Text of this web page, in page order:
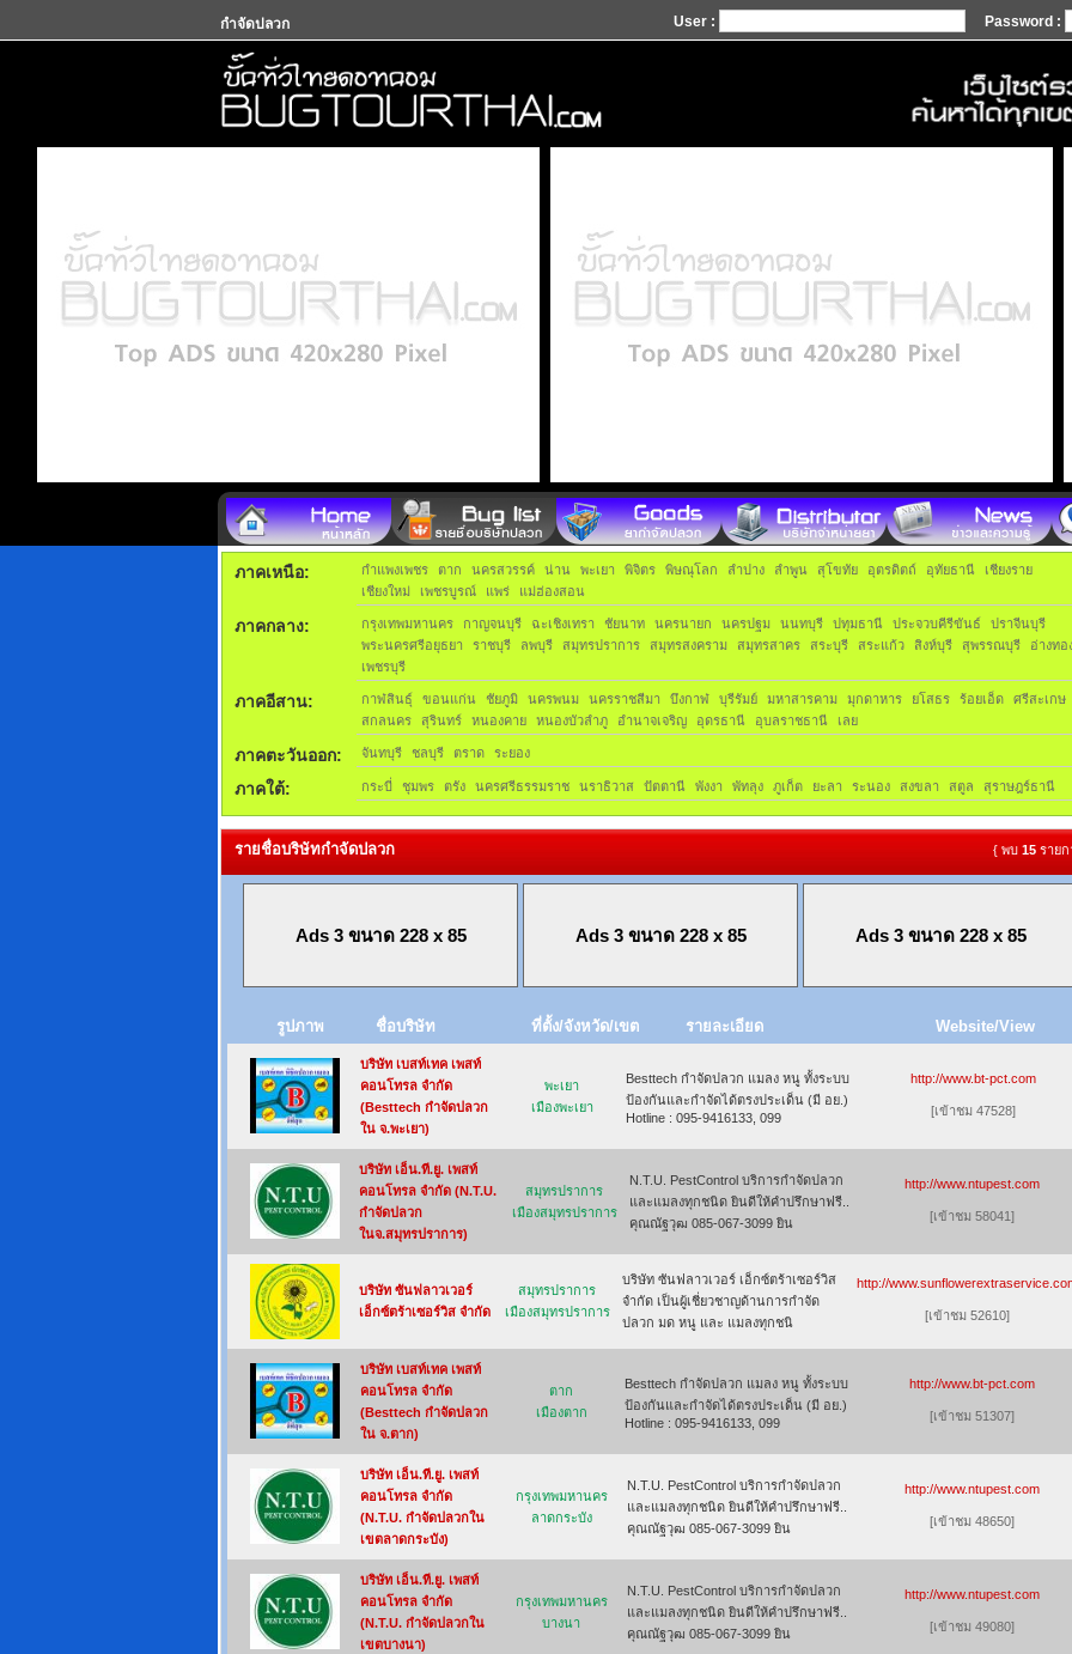
กำจัดปลวก User : Password :
ภาคเหนือ: กำแพงเพชร ตาก นครสวรรค์ น่าน พะเยา พิจิตร พิษณุโลก ลำปาง ลำพูน สุโขทัย อุตรดิตถ์ อุทัยธานี
เชียงราย
เชียงใหม่
เพชรบูรณ์ แพร่ แม่ฮ่องสอน
ภาคกลาง: กรุงเทพมหานคร กาญจนบุรี ฉะเชิงเทรา ชัยนาท นครนายก นครปฐม นนทบุรี ปทุมธานี ประจวบคีรีขันธ์
ปราจีนบุรี
พระนครศรีอยุธยา
ราชบุรี ลพบุรี สมุทรปราการ สมุทรสงคราม สมุทรสาคร สระบุรี สระแก้ว สิงห์บุรี สุพรรณบุรี
อ่างทอ
เพชรบุรี
ภาคอีสาน: กาฬสินธุ์ ขอนแก่น ชัยภูมิ นครพนม นครราชสีมา บึงกาฬ บุรีรัมย์ มหาสารคาม มุกดาหาร ยโสธร ร้อยเอ็ด
ศรีสะเกษ
สกลนคร
สุรินทร์ หนองคาย หนองบัวลำภู อำนาจเจริญ อุดรธานี อุบลราชธานี เลย
ภาคตะวันออก: จันทบุรี ชลบุรี ตราด ระยอง
ภาคใต้: กระบี่ ชุมพร ตรัง นครศรีธรรมราช นราธิวาส ปัตตานี พังงา พัทลุง ภูเก็ต ยะลา ระนอง สงขลา สตูล สุราษฎร์ธานี
รายชื่อบริษัทกำจัดปลวก { พบ 15 รายก
Ads 3 ขนาด 228 x 85 Ads 3 ขนาด 228 x 85 Ads 3 ขนาด 228 x 85
รูปภาพ ชื่อบริษัท ที่ตั้ง/จังหวัด/เขต รายละเอียด Website/View
บริษัท เบสท์เทค เพสท์
คอนโทรล จำกัด
(Besttech กำจัดปลวก
ใน จ.พะเยา)
พะเยา
เมืองพะเยา
Besttech กำจัดปลวก แมลง หนู ทั้งระบบ
ป้องกันและกำจัดได้ตรงประเด็น (มี อย.)
Hotline : 095-9416133, 099
http://www.bt-pct.com
[เข้าชม 47528]
บริษัท เอ็น.ที.ยู. เพสท์
คอนโทรล จำกัด (N.T.U.
กำจัดปลวก
ในจ.สมุทรปราการ)
สมุทรปราการ
เมืองสมุทรปราการ
N.T.U. PestControl บริการกำจัดปลวก
และแมลงทุกชนิด ยินดีให้คำปรึกษาฟรี..
คุณณัฐวุฒ 085-067-3099 ยิน
http://www.ntupest.com
[เข้าชม 58041]
บริษัท ซันฟลาวเวอร์
เอ็กซ์ตร้าเซอร์วิส จำกัด
สมุทรปราการ
เมืองสมุทรปราการ
บริษัท ซันฟลาวเวอร์ เอ็กซ์ตร้าเซอร์วิส
จำกัด เป็นผู้เชี่ยวชาญด้านการกำจัด
ปลวก มด หนู และ แมลงทุกชนิ
http://
[เข้าชม 52610]
บริษัท เบสท์เทค เพสท์
คอนโทรล จำกัด
(Besttech กำจัดปลวก
ใน จ.ตาก)
ตาก
เมืองตาก
Besttech กำจัดปลวก แมลง หนู ทั้งระบบ
ป้องกันและกำจัดได้ตรงประเด็น (มี อย.)
Hotline : 095-9416133, 099
http://www.bt-pct.com
[เข้าชม 51307]
บริษัท เอ็น.ที.ยู. เพสท์
คอนโทรล จำกัด
(N.T.U. กำจัดปลวกใน
เขตลาดกระบัง)
กรุงเทพมหานคร
ลาดกระบัง
N.T.U. PestControl บริการกำจัดปลวก
และแมลงทุกชนิด ยินดีให้คำปรึกษาฟรี..
คุณณัฐวุฒ 085-067-3099 ยิน
http://www.ntupest.com
[เข้าชม 48650]
บริษัท เอ็น.ที.ยู. เพสท์
คอนโทรล จำกัด
(N.T.U. กำจัดปลวกใน
เขตบางนา)
กรุงเทพมหานคร
บางนา
N.T.U. PestControl บริการกำจัดปลวก
และแมลงทุกชนิด ยินดีให้คำปรึกษาฟรี..
คุณณัฐวุฒ 085-067-3099 ยิน
http://www.ntupest.com
[เข้าชม 49080]